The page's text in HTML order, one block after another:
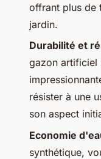
offrant plus de
jardin.
Durabilité et
gazon artificiel
résister à une
son aspect
Economie
synthétique,